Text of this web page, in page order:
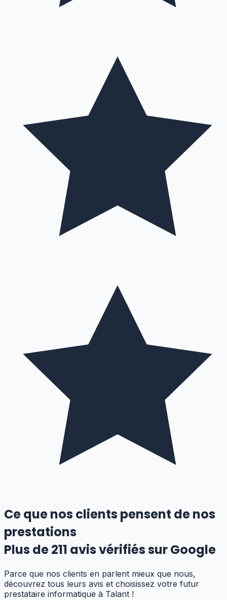
Ce que nos clients pensent de nos
prestations
Plus de211 avis vérifiés sur Google
Parce que nos clients en parlent mieux que nous,
découvrez tous leurs avis et choisissez votre futur
prestataire informatique à Talant !